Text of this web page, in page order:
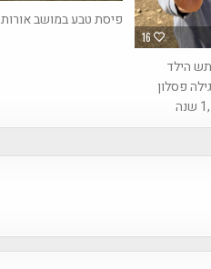
פיסת טבע במושב אורות
16
הילד
פסלון